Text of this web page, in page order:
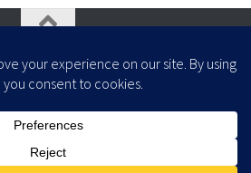
- Zaprojektowany z